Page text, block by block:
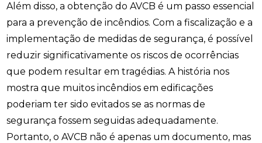
Além disso, a obtenção do AVCB é um passo essencial
para a prevenção de incêndios. Com a fiscalização e a
implementação de medidas de segurança, é possível
reduzir significativamente os riscos de ocorrências
que podem resultar em tragédias. A história nos
mostra que muitos incêndios em edificações
poderiam ter sido evitados se as normas de
segurança fossem seguidas adequadamente.
Portanto, o AVCB não é apenas um documento, mas